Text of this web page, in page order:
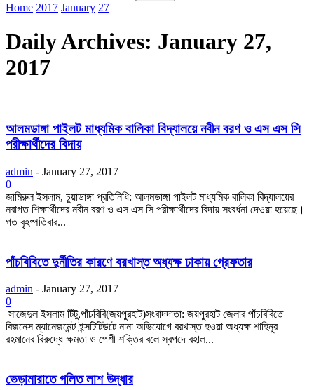
Home 2017 January 27
Daily Archives: January 27,
2017
আলমডাঙ্গা পাইলট মাধ্যমিক বালিকা বিদ্যালয়ে নবীন বরণ ও এস এস সি
পরীক্ষার্থীদের বিদায়
admin - January 27, 2017
0
জামিরুল ইসলাম, চুয়াডাঙ্গা প্রতিনিধি: আলমডাঙ্গা পাইলট মাধ্যমিক বালিকা বিদ্যালয়ের
নবাগত শিক্ষার্থীদের নবীন বরণ ও এস এস সি পরীক্ষার্থীদের বিদায় সংবর্ধনা দেওয়া হয়েছে।
গত বৃহষ্পতিবার...
পাঁচবিবিতে দুর্নীতির কারণে বরখাস্ত অধ্যক্ষ ঢাকায় গ্রেফতার
admin - January 27, 2017
0
সাজেদুল ইসলাম টিটু,পাঁচবিবি(জয়পুরহাট)সংবাদদাতা: জয়পুরহাট জেলার পাঁচবিবিতে
বিজনেস ম্যানেজমেন্ট ইন্সটিটিউটে নানা অভিযোগে বরখাস্ত হওয়া অধ্যক্ষ শাহিনুর
রহমানের বিরুদ্ধে ক্ষমতা ও পেশী শক্তির বলে স্বপদে বহাল...
ভেড়ামারাতে গলিত লাশ উদ্ধার